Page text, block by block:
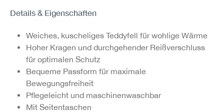
Details & Eigenschaften
Weiches, kuscheliges Teddyfell für wohlige Wärme
Hoher Kragen und durchgehender Reißverschluss
für optimalen Schutz
Bequeme Passform für maximale
Bewegungsfreiheit
Pflegeleicht und maschinenwaschbar
Mit Seitentaschen